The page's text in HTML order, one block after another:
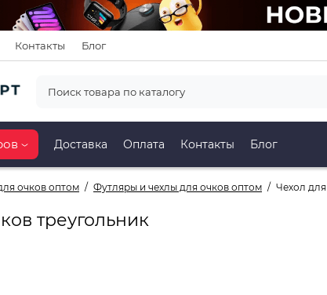
Контакты Блог
Доставка Оплата Контакты Блог
очков оптом Футляры и чехлы для очков оптом Чехол
треугольник